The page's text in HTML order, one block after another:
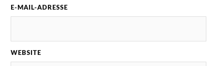
E-MAIL-ADRESSE
WEBSITE